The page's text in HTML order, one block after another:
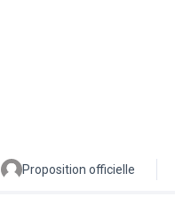
Proposition officielle